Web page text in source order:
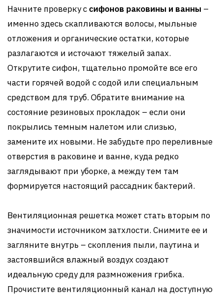
Начните проверку с сифонов раковины и ванны –
именно здесь скапливаются волосы, мыльные
отложения и органические остатки, которые
разлагаются и источают тяжелый запах.
Открутите сифон, тщательно промойте все его
части горячей водой с содой или специальным
средством для труб. Обратите внимание на
состояние резиновых прокладок – если они
покрылись темным налетом или слизью,
замените их новыми. Не забудьте про переливные
отверстия в раковине и ванне, куда редко
заглядывают при уборке, а между тем там
формируется настоящий рассадник бактерий.
Вентиляционная решетка может стать вторым по
значимости источником затхлости. Снимите ее и
загляните внутрь – скопления пыли, паутина и
застоявшийся влажный воздух создают
идеальную среду для размножения грибка.
Прочистите вентиляционный канал на доступную